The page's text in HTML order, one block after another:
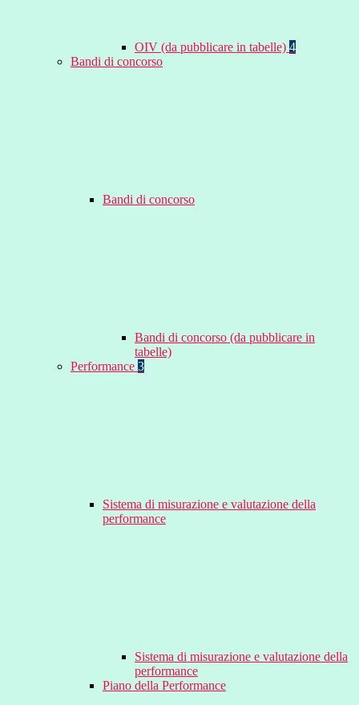
OIV (da pubblicare in tabelle) 4
Bandi di concorso
Bandi di concorso
Bandi di concorso (da pubblicare in
tabelle)
Performance 3
Sistema di misurazione e valutazione della
performance
Sistema di misurazione e valutazione della
performance
Piano della Performance